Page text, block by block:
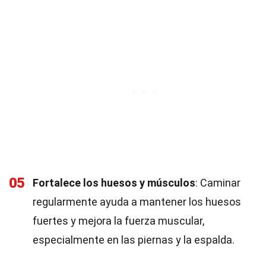
05 Fortalece los huesos y músculos: Caminar
regularmente ayuda a mantener los huesos
fuertes y mejora la fuerza muscular,
especialmente en las piernas y la espalda.